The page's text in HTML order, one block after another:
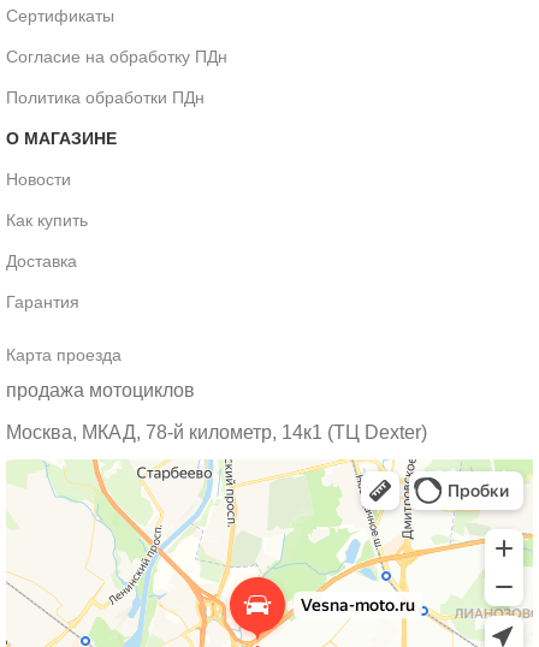
Сертификаты
Согласие на обработку ПДн
Политика обработки ПДн
О МАГАЗИНЕ
Новости
Как купить
Доставка
Гарантия
Карта проезда
продажа мотоциклов
Москва, МКАД, 78-й километр, 14к1 (ТЦ Dexter)